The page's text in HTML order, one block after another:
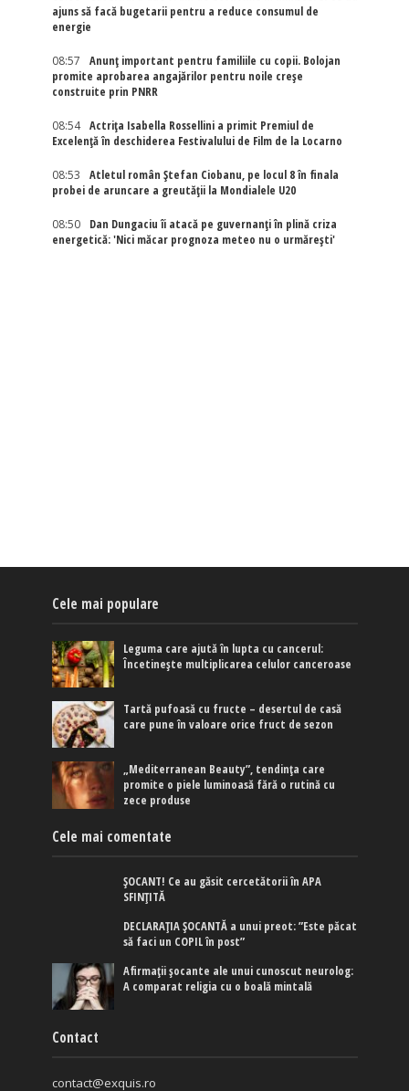
ajuns să facă bugetarii pentru a reduce consumul de
energie
08:57
Anunț important pentru familiile cu copii. Bolojan
promite aprobarea angajărilor pentru noile creșe
construite prin PNRR
08:54
Actriţa Isabella Rossellini a primit Premiul de
Excelenţă în deschiderea Festivalului de Film de la Locarno
08:53
Atletul român Ștefan Ciobanu, pe locul 8 în finala
probei de aruncare a greutății la Mondialele U20
08:50
Dan Dungaciu îi atacă pe guvernanți în plină criza
energetică: 'Nici măcar prognoza meteo nu o urmărești'
Cele mai populare
Leguma care ajută în lupta cu cancerul:
Încetinește multiplicarea celulor canceroase
Tartă pufoasă cu fructe – desertul de casă
care pune în valoare orice fruct de sezon
„Mediterranean Beauty”, tendința care
promite o piele luminoasă fără o rutină cu
zece produse
Cele mai comentate
ȘOCANT! Ce au găsit cercetătorii în APA
SFINȚITĂ
DECLARAȚIA ȘOCANTĂ a unui preot: ”Este păcat
să faci un COPIL în post”
Afirmaţii şocante ale unui cunoscut neurolog:
A comparat religia cu o boală mintală
Contact
contact@exquis.ro